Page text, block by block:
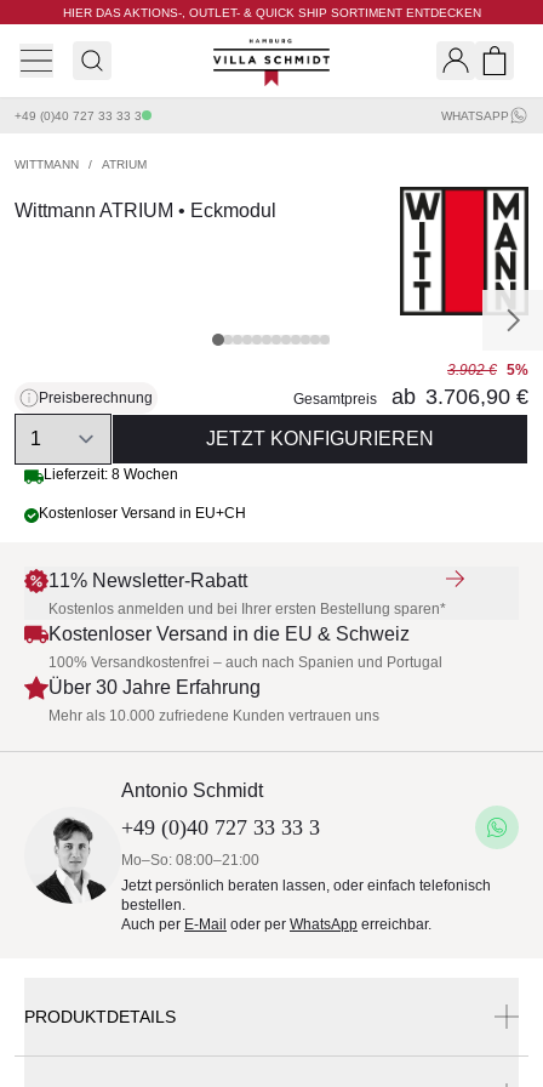
HIER DAS AKTIONS-, OUTLET- & QUICK SHIP SORTIMENT ENTDECKEN
Villa Schmidt
+49 (0)40 727 33 33 3 WHATSAPP
WITTMANN / ATRIUM
Wittmann ATRIUM • Eckmodul
Preisberechnung
3.902 € 5%
Gesamtpreis
ab 3.706,90 €
Quantity
JETZT KONFIGURIEREN
Lieferzeit: 8 Wochen
Kostenloser Versand in EU+CH
11% Newsletter-Rabatt
Kostenlos anmelden und bei Ihrer ersten Bestellung sparen*
Kostenloser Versand in die EU & Schweiz
100% Versandkostenfrei – auch nach Spanien und Portugal
Über 30 Jahre Erfahrung
Mehr als 10.000 zufriedene Kunden vertrauen uns
Antonio Schmidt
+49 (0)40 727 33 33 3
Mo–So: 08:00–21:00
Jetzt persönlich beraten lassen, oder einfach telefonisch
bestellen.
Auch per E-Mail oder per WhatsApp erreichbar.
PRODUKTDETAILS